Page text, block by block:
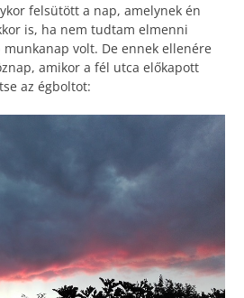
felsütött a nap, amelynek én
is, ha nem tudtam elmenni
volt. De ennek ellenére
amikor a fél utca előkapott
az égboltot: